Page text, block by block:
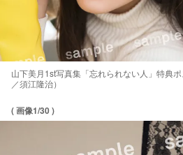
山下美月1st写真集「忘れられない人」特典
／須江隆治）
( 画像1/30 )